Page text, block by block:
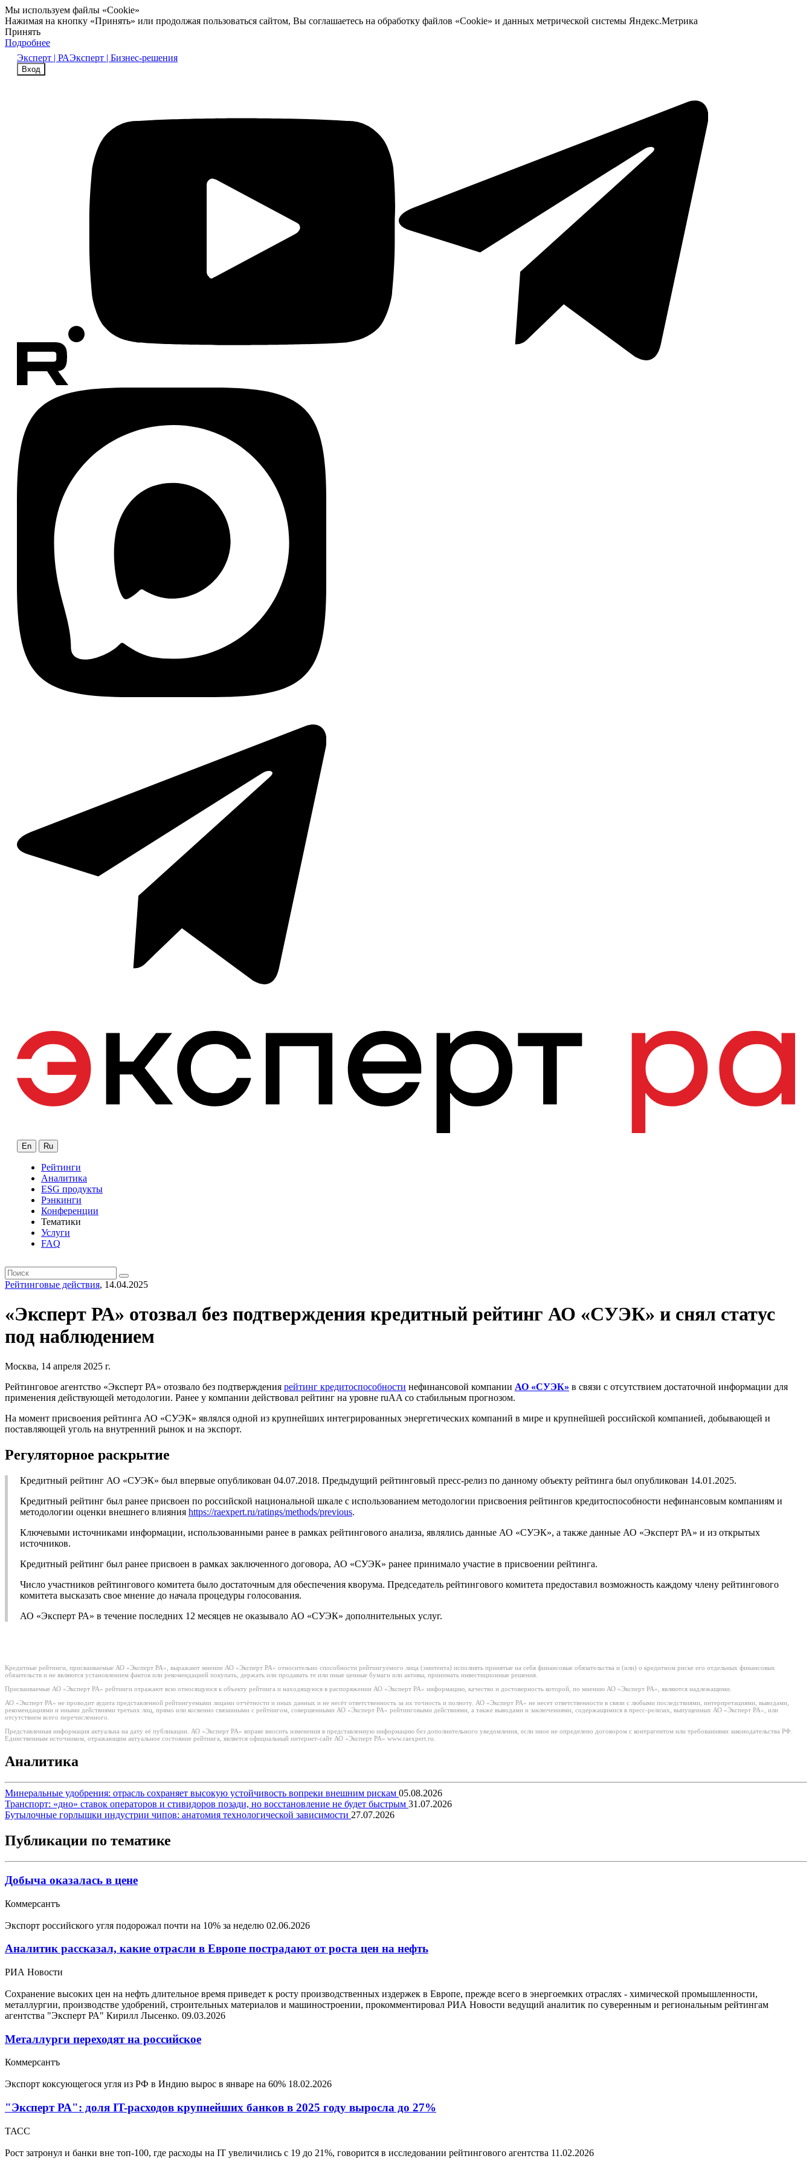
Мы используем файлы «Cookie»
Нажимая на кнопку «Принять» или продолжая пользоваться сайтом, Вы соглашаетесь на обработку файлов «Cookie» и данных метрической системы Яндекс.Метрика
Принять
Подробнее
Эксперт | РАЭксперт | Бизнес-решения
Вход
En Ru
Рейтинги
Аналитика
ESG продукты
Рэнкинги
Конференции
Тематики
Услуги
FAQ
Рейтинговые действия, 14.04.2025
«Эксперт РА» отозвал без подтверждения кредитный рейтинг АО «СУЭК» и снял статус
под наблюдением
Москва, 14 апреля 2025 г.
Рейтинговое агентство «Эксперт РА» отозвало без подтверждения рейтинг кредитоспособности нефинансовой компании АО «СУЭК» в связи с отсутствием достаточной информации для
применения действующей методологии. Ранее у компании действовал рейтинг на уровне ruAA со стабильным прогнозом.
На момент присвоения рейтинга АО «СУЭК» являлся одной из крупнейших интегрированных энергетических компаний в мире и крупнейшей российской компанией, добывающей и
поставляющей уголь на внутренний рынок и на экспорт.
Регуляторное раскрытие
Кредитный рейтинг АО «СУЭК» был впервые опубликован 04.07.2018. Предыдущий рейтинговый пресс-релиз по данному объекту рейтинга был опубликован 14.01.2025.
Кредитный рейтинг был ранее присвоен по российской национальной шкале с использованием методологии присвоения рейтингов кредитоспособности нефинансовым компаниям и
методологии оценки внешнего влияния https://raexpert.ru/ratings/methods/previous.
Ключевыми источниками информации, использованными ранее в рамках рейтингового анализа, являлись данные АО «СУЭК», а также данные АО «Эксперт РА» и из открытых
источников.
Кредитный рейтинг был ранее присвоен в рамках заключенного договора, АО «СУЭК» ранее принимало участие в присвоении рейтинга.
Число участников рейтингового комитета было достаточным для обеспечения кворума. Председатель рейтингового комитета предоставил возможность каждому члену рейтингового
комитета высказать свое мнение до начала процедуры голосования.
АО «Эксперт РА» в течение последних 12 месяцев не оказывало АО «СУЭК» дополнительных услуг.
Кредитные рейтинги, присваиваемые АО «Эксперт РА», выражают мнение АО «Эксперт РА» относительно способности рейтингуемого лица (эмитента) исполнять принятые на себя финансовые обязательства и (или) о кредитном риске его отдельных финансовых
обязательств и не являются установлением фактов или рекомендацией покупать, держать или продавать те или иные ценные бумаги или активы, принимать инвестиционные решения.
Присваиваемые АО «Эксперт РА» рейтинги отражают всю относящуюся к объекту рейтинга и находящуюся в распоряжении АО «Эксперт РА» информацию, качество и достоверность которой, по мнению АО «Эксперт РА», являются надлежащими.
АО «Эксперт РА» не проводит аудита представленной рейтингуемыми лицами отчётности и иных данных и не несёт ответственность за их точность и полноту. АО «Эксперт РА» не несет ответственности в связи с любыми последствиями, интерпретациями, выводами,
рекомендациями и иными действиями третьих лиц, прямо или косвенно связанными с рейтингом, совершенными АО «Эксперт РА» рейтинговыми действиями, а также выводами и заключениями, содержащимися в пресс-релизах, выпущенных АО «Эксперт РА», или
отсутствием всего перечисленного.
Представленная информация актуальна на дату её публикации. АО «Эксперт РА» вправе вносить изменения в представленную информацию без дополнительного уведомления, если иное не определено договором с контрагентом или требованиями законодательства РФ.
Единственным источником, отражающим актуальное состояние рейтинга, является официальный интернет-сайт АО «Эксперт РА» www.raexpert.ru.
Аналитика
Минеральные удобрения: отрасль сохраняет высокую устойчивость вопреки внешним рискам 05.08.2026
Транспорт: «дно» ставок операторов и стивидоров позади, но восстановление не будет быстрым 31.07.2026
Бутылочные горлышки индустрии чипов: анатомия технологической зависимости 27.07.2026
Публикации по тематике
Добыча оказалась в цене
Коммерсантъ
Экспорт российского угля подорожал почти на 10% за неделю 02.06.2026
Аналитик рассказал, какие отрасли в Европе пострадают от роста цен на нефть
РИА Новости
Сохранение высоких цен на нефть длительное время приведет к росту производственных издержек в Европе, прежде всего в энергоемких отраслях - химической промышленности,
металлургии, производстве удобрений, строительных материалов и машиностроении, прокомментировал РИА Новости ведущий аналитик по суверенным и региональным рейтингам
агентства "Эксперт РА" Кирилл Лысенко. 09.03.2026
Металлурги переходят на российское
Коммерсантъ
Экспорт коксующегося угля из РФ в Индию вырос в январе на 60% 18.02.2026
"Эксперт РА": доля IT-расходов крупнейших банков в 2025 году выросла до 27%
ТАСС
Рост затронул и банки вне топ-100, где расходы на IT увеличились с 19 до 21%, говорится в исследовании рейтингового агентства 11.02.2026